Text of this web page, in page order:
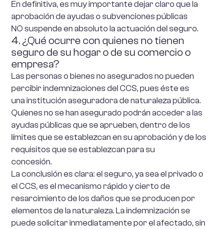
En definitiva, es muy importante dejar claro que la
aprobación de ayudas o subvenciones públicas
NO suspende en absoluto la actuación del seguro.
4. ¿Qué ocurre con quienes no tienen
seguro de su hogar o de su comercio o
empresa?
Las personas o bienes no asegurados no pueden
percibir indemnizaciones del CCS, pues éste es
una institución aseguradora de naturaleza pública.
Quienes no se han asegurado podrán acceder a las
ayudas públicas que se aprueben, dentro de los
límites que se establezcan en su aprobación y de los
requisitos que se establezcan para su
concesión.
La conclusión es clara: el seguro, ya sea el privado o
el CCS, es el mecanismo rápido y cierto de
resarcimiento de los daños que se producen por
elementos de la naturaleza. La indemnización se
puede solicitar inmediatamente por el afectado, sin